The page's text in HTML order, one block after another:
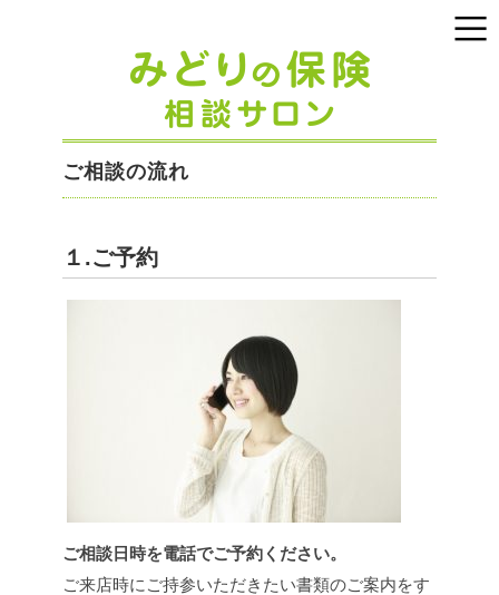
ご相談の流れ
１.ご予約
ご相談日時を電話でご予約ください。
ご来店時にご持参いただきたい書類のご案内をす